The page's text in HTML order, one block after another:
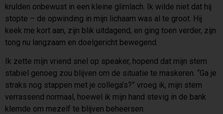
krulden onbewust in een kleine glimlach. Ik wilde niet dat hij
stopte – de opwinding in mijn lichaam was al te groot. Hij
keek me kort aan, zijn blik uitdagend, en ging toen verder, zijn
tong nu langzaam en doelgericht bewegend.
Ik zette mijn vriend snel op speaker, hopend dat mijn stem
stabiel genoeg zou blijven om de situatie te maskeren. “Ga je
straks nog stappen met je collega’s?” vroeg ik, mijn stem
verrassend normaal, hoewel ik mijn hand stevig in de bank
klemde om mezelf te blijven beheersen.